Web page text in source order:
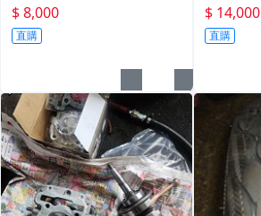
$ 8,000
直購
$ 14,000
直購